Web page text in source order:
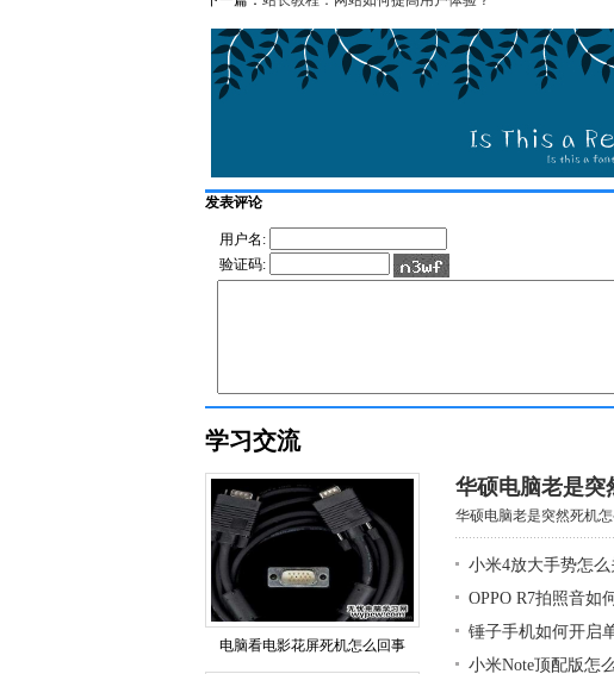
发表评论
用户名:
验证码:
学习交流
电脑看电影花屏死机怎么回事
华硕电脑老是突
华硕电脑老是突然死机
小米4放大手势怎么
OPPO R7拍照音如
锤子手机如何开启
小米Note顶配版怎